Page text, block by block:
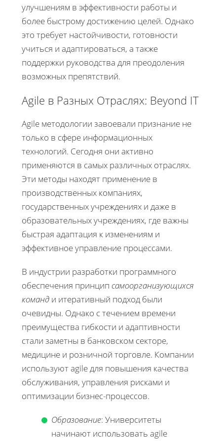
улучшениям в эффективности работы и
более быстрому достижению целей. Однако
это требует настойчивости, готовности
учиться и адаптироваться, а также
поддержки руководства для преодоления
возможных препятствий.
Agile в Разных Отраслях: Beyond IT
Agile методологии завоевали признание не
только в сфере информационных
технологий. Сегодня они активно
применяются в самых различных отраслях.
Эти методы находят применение в
производственных компаниях,
государственных учреждениях и даже в
образовательных учреждениях, где важны
быстрая адаптация к изменениям и
эффективное управление процессами.
В индустрии разработки программного
обеспечения принцип самоорганизующихся
команд и итеративный подход были
очевидны. Однако с течением времени
преимущества гибкости и адаптивности
стали заметны в банковском секторе,
медицине и розничной торговле. Компании
используют agile для повышения качества
обслуживания, управления рисками и
оптимизации бизнес-процессов.
Образование: Университеты
начинают использовать agile